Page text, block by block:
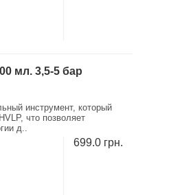
мл. 3,5-5 бар
инструмент, который
что позволяет
д..
699.0 грн.